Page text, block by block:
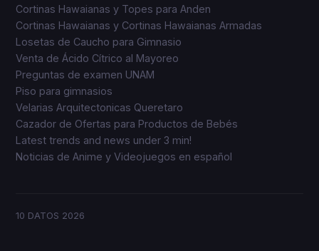
Cortinas Hawaianas y Topes para Anden
Cortinas Hawaianas y Cortinas Hawaianas Armadas
Losetas de Caucho para Gimnasio
Venta de Ácido Cítrico al Mayoreo
Preguntas de examen UNAM
Piso para gimnasios
Velarias Arquitectonicas Queretaro
Cazador de Ofertas para Productos de Bebés
Latest trends and news under 3 min!
Noticias de Anime y Videojuegos en español
10 DATOS 2026